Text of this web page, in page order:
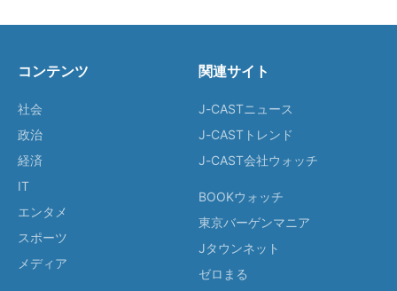
コンテンツ
社会
政治
経済
IT
エンタメ
スポーツ
メディア
関連サイト
J-CASTニュース
J-CASTトレンド
J-CAST会社ウォッチ
BOOKウォッチ
東京バーゲンマニア
Jタウンネット
ゼロまる